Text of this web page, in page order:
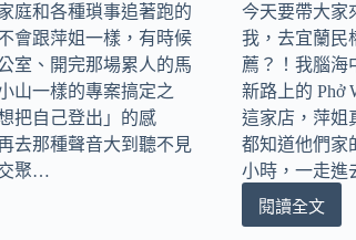
然
喝
得
到
職
人
級
慢
火
細
庭和各種瑣事追著跑的
會跟萍姐一樣，有時候
室、開完那場累人的馬
山一樣的專案搞定之
把自己登出」的感
去那種聲音大到聽不見
聚…
今天要帶大家
我，去宜蘭民
薦？！我腦海
新路上的 Phở
這家店，萍姐
都知道他們家
小時，一走
閱讀全文
宜